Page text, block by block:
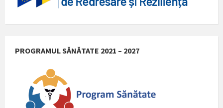
PROGRAMUL SĂNĂTATE 2021 – 2027